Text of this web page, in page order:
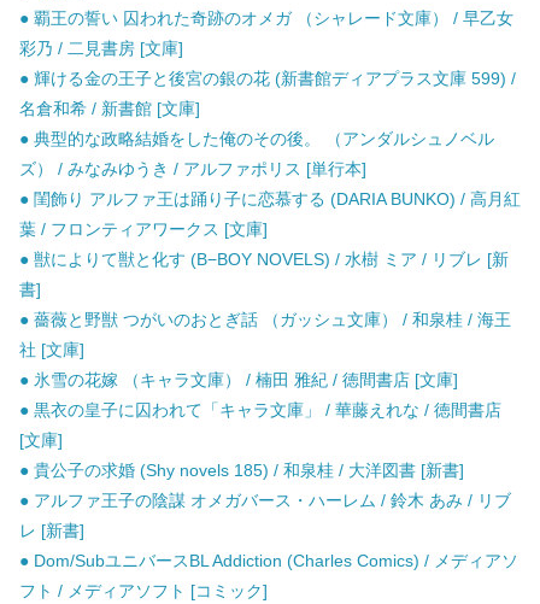
● 覇王の誓い 囚われた奇跡のオメガ （シャレード文庫） / 早乙女
彩乃 / 二見書房 [文庫]
● 輝ける金の王子と後宮の銀の花 (新書館ディアプラス文庫 599) /
名倉和希 / 新書館 [文庫]
● 典型的な政略結婚をした俺のその後。 （アンダルシュノベル
ズ） / みなみゆうき / アルファポリス [単行本]
● 閨飾り アルファ王は踊り子に恋慕する (DARIA BUNKO) / 高月紅
葉 / フロンティアワークス [文庫]
● 獣によりて獣と化す (B−BOY NOVELS) / 水樹 ミア / リブレ [新
書]
● 薔薇と野獣 つがいのおとぎ話 （ガッシュ文庫） / 和泉桂 / 海王
社 [文庫]
● 氷雪の花嫁 （キャラ文庫） / 楠田 雅紀 / 徳間書店 [文庫]
● 黒衣の皇子に囚われて「キャラ文庫」 / 華藤えれな / 徳間書店
[文庫]
● 貴公子の求婚 (Shy novels 185) / 和泉桂 / 大洋図書 [新書]
● アルファ王子の陰謀 オメガバース・ハーレム / 鈴木 あみ / リブ
レ [新書]
● Dom/SubユニバースBL Addiction (Charles Comics) / メディアソ
フト / メディアソフト [コミック]